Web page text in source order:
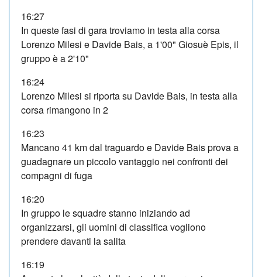
16:27
In queste fasi di gara troviamo in testa alla corsa
Lorenzo Milesi e Davide Bais, a 1'00" Giosuè Epis, il
gruppo è a 2'10"
16:24
Lorenzo Milesi si riporta su Davide Bais, in testa alla
corsa rimangono in 2
16:23
Mancano 41 km dal traguardo e Davide Bais prova a
guadagnare un piccolo vantaggio nei confronti dei
compagni di fuga
16:20
In gruppo le squadre stanno iniziando ad
organizzarsi, gli uomini di classifica vogliono
prendere davanti la salita
16:19